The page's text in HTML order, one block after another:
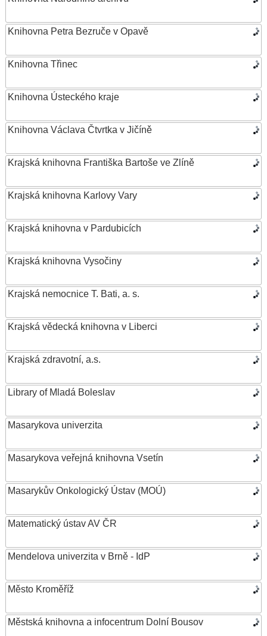
Knihovna Petra Bezruče v Opavě
Knihovna Třinec
Knihovna Ústeckého kraje
Knihovna Václava Čtvrtka v Jičíně
Krajská knihovna Františka Bartoše ve Zlíně
Krajská knihovna Karlovy Vary
Krajská knihovna v Pardubicích
Krajská knihovna Vysočiny
Krajská nemocnice T. Bati, a. s.
Krajská vědecká knihovna v Liberci
Krajská zdravotní, a.s.
Library of Mladá Boleslav
Masarykova univerzita
Masarykova veřejná knihovna Vsetín
Masarykův Onkologický Ústav (MOÚ)
Matematický ústav AV ČR
Mendelova univerzita v Brně - IdP
Město Kroměříž
Městská knihovna a infocentrum Dolní Bousov